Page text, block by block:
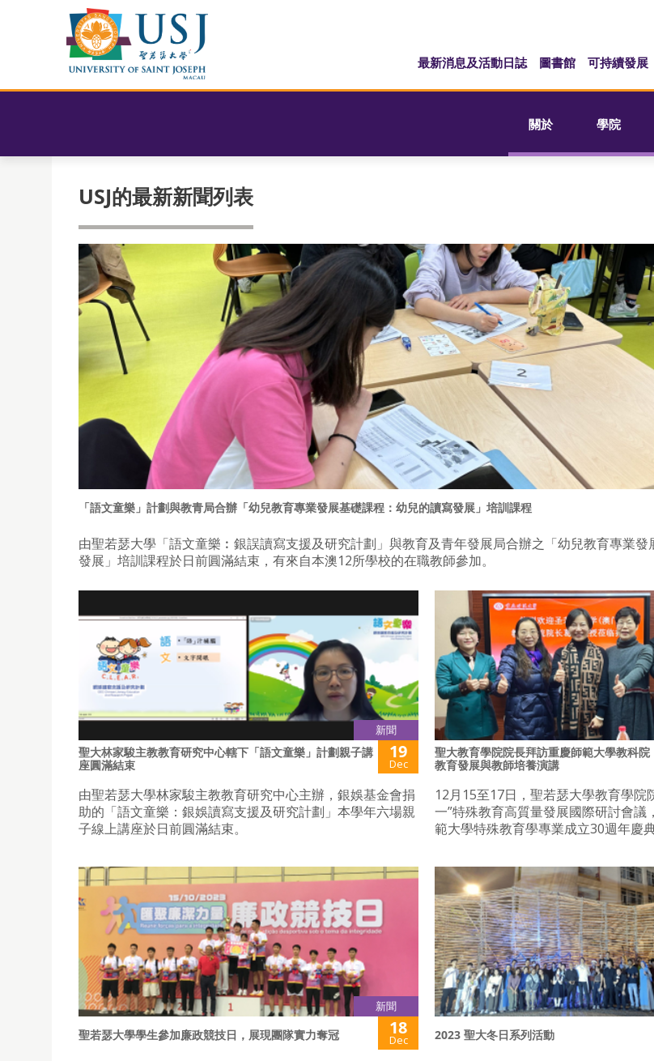
最新消息及活動日誌 圖書館 可持續發展
關於 學院
USJ的最新新聞列表
「語文童樂」計劃與教青局合辦「幼兒教育專業發展基礎課程：幼兒的讀寫發展」培訓課程
由聖若瑟大學「語文童樂︰銀誤讀寫支援及研究計劃」與教育及青年發展局合辦之「幼兒教育專業發
發展」培訓課程於日前圓滿結束，有來自本澳12所學校的在職教師參加。
新聞
聖大林家駿主教教育研究中心轄下「語文童樂」計劃親子講
座圓滿結束
19
Dec
由聖若瑟大學林家駿主教教育研究中心主辦，銀娛基金會捐
助的「語文童樂：銀娛讀寫支援及研究計劃」本學年六場親
子線上講座於日前圓滿結束。
聖大教育學院院長拜訪重慶師範大學教科
教育發展與教師培養演講
12月15至17日，聖若瑟大學教育學院
一”特殊教育高質量發展國際研討會議
範大學特殊教育學專業成立30週年慶典
新聞
聖若瑟大學學生參加廉政競技日，展現團隊實力奪冠 18
Dec 2023 聖大冬日系列活動